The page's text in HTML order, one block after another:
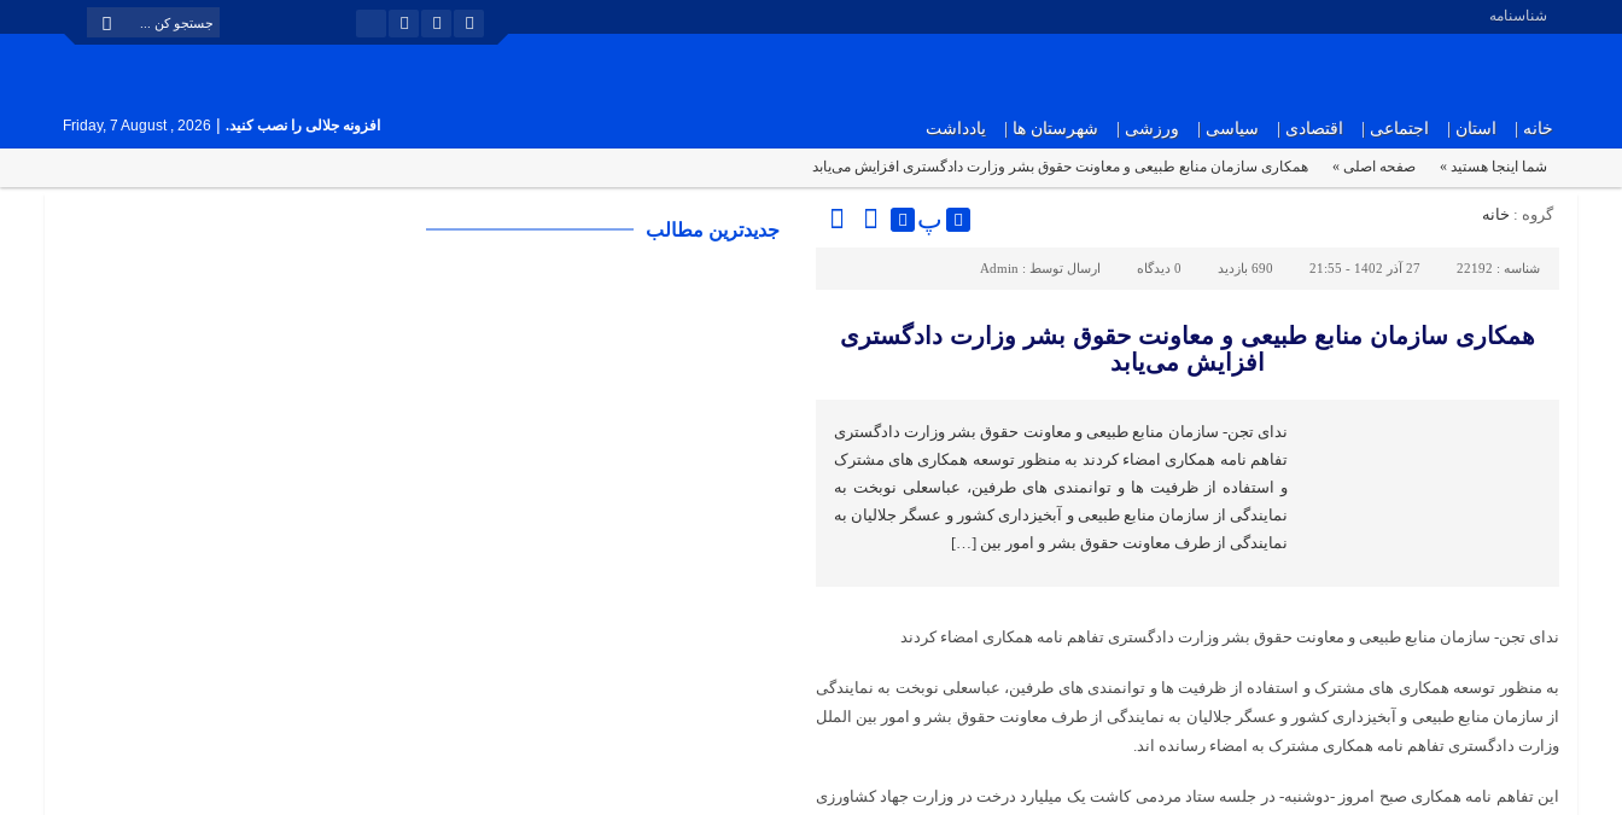
شناسنامه
خانه | استان | اجتماعی | اقتصادی | سیاسی | ورزشی | شهرستان ها | یادداشت افزونه جلالی را نصب کنید. |
Friday, 7 August , 2026
شما اینجا هستید » صفحه اصلی » همکاری سازمان منابع طبیعی و معاونت حقوق بشر وزارت دادگستری افزایش می‌یابد
گروه : خانه پ
شناسه : 22192 27 آذر 1402 - 21:55 690 بازدید 0 دیدگاه ارسال توسط : Admin
همکاری سازمان منابع طبیعی و معاونت حقوق بشر وزارت دادگستری
افزایش می‌یابد
ندای تجن- سازمان منابع طبیعی و معاونت حقوق بشر وزارت دادگستری
تفاهم نامه همکاری امضاء کردند به منظور توسعه همکاری های مشترک
و استفاده از ظرفیت ها و توانمندی های طرفین، عباسعلی نوبخت به
نمایندگی از سازمان منابع طبیعی و آبخیزداری کشور و عسگر جلالیان به
نمایندگی از طرف معاونت حقوق بشر و امور بین […]
ندای تجن- سازمان منابع طبیعی و معاونت حقوق بشر وزارت دادگستری تفاهم نامه همکاری امضاء کردند
به منظور توسعه همکاری های مشترک و استفاده از ظرفیت ها و توانمندی های طرفین، عباسعلی نوبخت به نمایندگی
از سازمان منابع طبیعی و آبخیزداری کشور و عسگر جلالیان به نمایندگی از طرف معاونت حقوق بشر و امور بین الملل
وزارت دادگستری تفاهم نامه همکاری مشترک به امضاء رسانده اند.
این تفاهم نامه همکاری صبح امروز -دوشنبه- در جلسه ستاد مردمی کاشت یک میلیارد درخت در وزارت جهاد کشاورزی
جدیدترین مطالب